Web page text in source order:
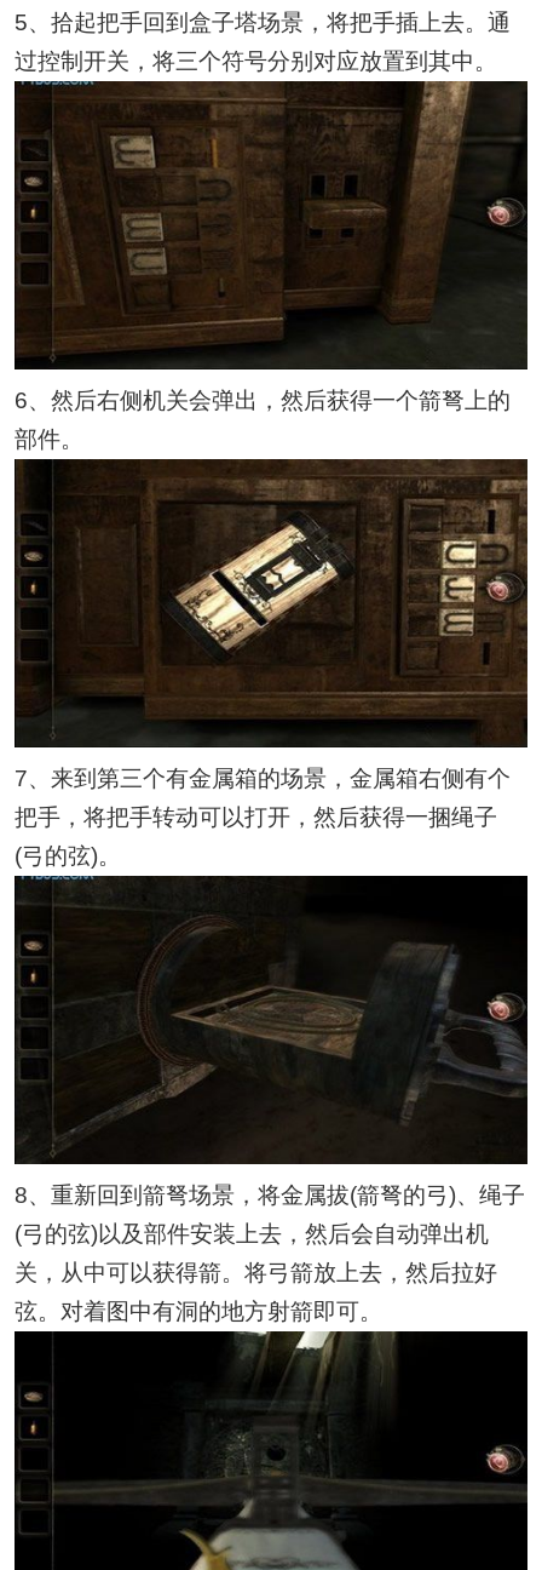
5、拾起把手回到盒子塔场景，将把手插上去。通
过控制开关，将三个符号分别对应放置到其中。
6、然后右侧机关会弹出，然后获得一个箭弩上的
部件。
7、来到第三个有金属箱的场景，金属箱右侧有个
把手，将把手转动可以打开，然后获得一捆绳子
(弓的弦)。
8、重新回到箭弩场景，将金属拔(箭弩的弓)、绳子
(弓的弦)以及部件安装上去，然后会自动弹出机
关，从中可以获得箭。将弓箭放上去，然后拉好
弦。对着图中有洞的地方射箭即可。